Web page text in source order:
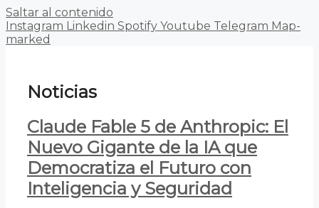
Saltar al contenido
Instagram Linkedin Spotify Youtube Telegram Map-
marked
Noticias
Claude Fable 5 de Anthropic: El
Nuevo Gigante de la IA que
Democratiza el Futuro con
Inteligencia y Seguridad